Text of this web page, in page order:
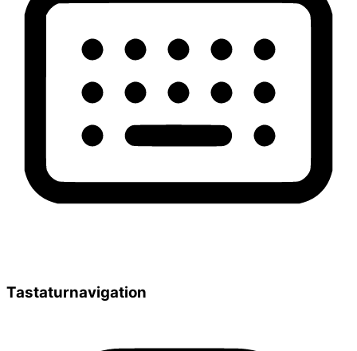
Tastaturnavigation